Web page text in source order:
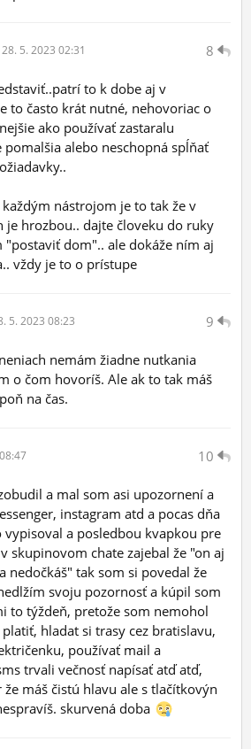
8
28. 5. 2023 02:31
to k dobe aj v
to často krát nutné, nehovoriac o
ako používať zastaralu
alebo neschopná spĺňať
nástrojom je to tak že v
je hrozbou.. dajte človeku do ruky
"postaviť dom".. ale dokáže ním aj
vždy je to o prístupe
9
5. 2023 08:23
nemám žiadne nutkania
o čom hovoríš. Ale ak to tak máš
na čas.
10
a mal som asi upozornení a
instagram atd a pocas dňa
vypisoval a posledbou kvapkou pre
skupinovom chate zajebal že "on aj
nedočkáš" tak som si povedal že
svoju pozornosť a kúpil som
to týždeň, pretože som nemohol
hladat si trasy cez bratislavu,
používať mail a
trvali večnosť napísať atď atď,
máš čistú hlavu ale s tlačítkovýn
skurvená doba